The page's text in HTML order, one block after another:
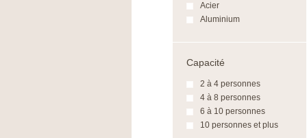
Acier
Aluminium
Capacité
2 à 4 personnes
4 à 8 personnes
6 à 10 personnes
10 personnes et plus